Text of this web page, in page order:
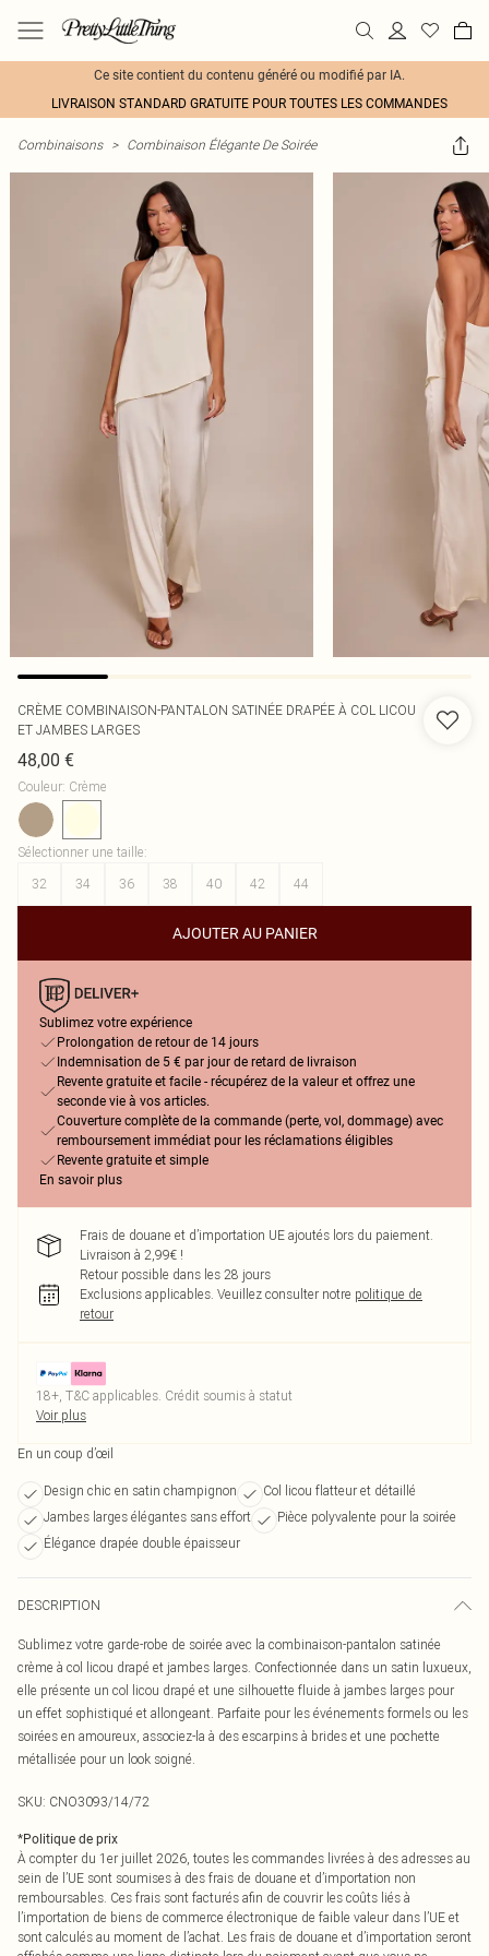
Ce site contient du contenu généré ou modifié par IA.
LIVRAISON STANDARD GRATUITE POUR TOUTES LES COMMANDES
Combinaisons > Combinaison Élégante De Soirée
CRÈME COMBINAISON-PANTALON SATINÉE DRAPÉE À COL LICOU
ET JAMBES LARGES
48,00 €
Couleur: Crème
Sélectionner une taille:
32
34 36 38 40 42 44
AJOUTER AU PANIER
Sublimez votre expérience
Prolongation de retour de 14 jours
Indemnisation de 5 € par jour de retard de livraison
Revente gratuite et facile - récupérez de la valeur et offrez une
seconde vie à vos articles.
Couverture complète de la commande (perte, vol, dommage) avec
remboursement immédiat pour les réclamations éligibles
Revente gratuite et simple
En savoir plus
Frais de douane et d’importation UE ajoutés lors du paiement.
Livraison à 2,99€ !
Retour possible dans les 28 jours
Exclusions applicables. Veuillez consulter notre politique de
retour
18+, T&C applicables. Crédit soumis à statut
Voir plus
En un coup d’œil
Design chic en satin champignon
Col licou flatteur et détaillé
Jambes larges élégantes sans effort
Pièce polyvalente pour la soirée
Élégance drapée double épaisseur
DESCRIPTION
Sublimez votre garde-robe de soirée avec la combinaison-pantalon satinée
crème à col licou drapé et jambes larges. Confectionnée dans un satin luxueux,
elle présente un col licou drapé et une silhouette fluide à jambes larges pour
un effet sophistiqué et allongeant. Parfaite pour les événements formels ou les
soirées en amoureux, associez-la à des escarpins à brides et une pochette
métallisée pour un look soigné.
SKU: CNO3093/14/72
*Politique de prix
À compter du 1er juillet 2026, toutes les commandes livrées à des adresses au
sein de l’UE sont soumises à des frais de douane et d’importation non
remboursables. Ces frais sont facturés afin de couvrir les coûts liés à
l’importation de biens de commerce électronique de faible valeur dans l’UE et
sont calculés au moment de l’achat. Les frais de douane et d’importation seront